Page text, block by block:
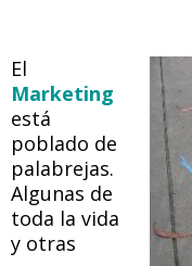
El
Marketing
está
poblado de
palabrejas.
Algunas de
toda la vida
y otras